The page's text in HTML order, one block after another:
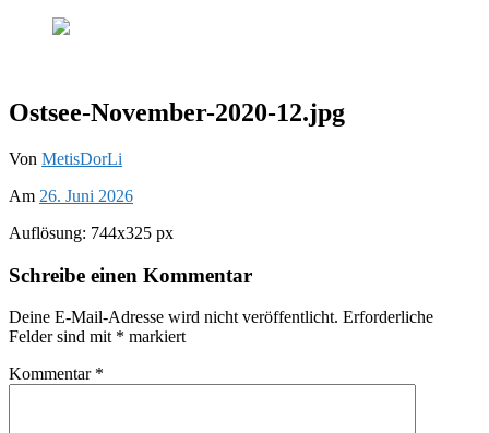
Ostsee-November-2020-12.jpg
Von MetisDorLi
Am 26. Juni 2026
Auflösung: 744x325 px
Schreibe einen Kommentar
Deine E-Mail-Adresse wird nicht veröffentlicht. Erforderliche
Felder sind mit * markiert
Kommentar *